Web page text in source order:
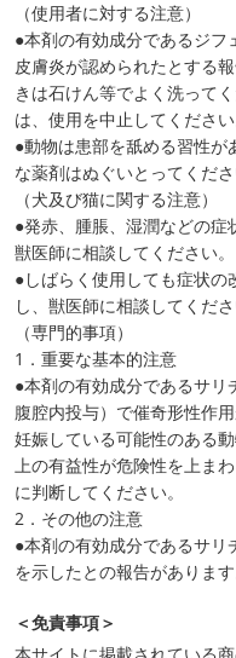
（使用者に対する注意）
●本剤の有効成分であるジ
皮膚炎が認められたとする
きは石けん等でよく洗って
は、使用を中止してください
●動物は患部を舐める習性
な薬剤はぬぐいとってくださ
（犬及び猫に関する注意）
●発赤、腫脹、湿潤などの症
獣医師に相談してください。
●しばらく使用しても症状
し、獣医師に相談してくださ
（専門的事項）
1．重要な基本的注意
●本剤の有効成分であるサリ
腹腔内投与）で催奇形性作
妊娠している可能性のある
上の有益性が危険性を上ま
に判断してください。
2．その他の注意
●本剤の有効成分であるサ
を示したとの報告があります
＜免責事項＞